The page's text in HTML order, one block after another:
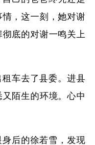
，这一刻，她对谢
底的对谢一鸣关上
车去了县委。进县
陌生的环境。心中
后的徐若雪，发现